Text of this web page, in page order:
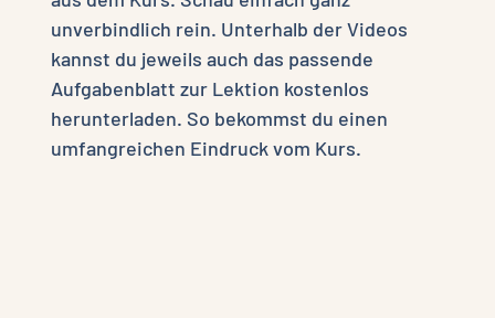
unverbindlich rein. Unterhalb der Videos
kannst du jeweils auch das passende
Aufgabenblatt zur Lektion kostenlos
herunterladen. So bekommst du einen
umfangreichen Eindruck vom Kurs.